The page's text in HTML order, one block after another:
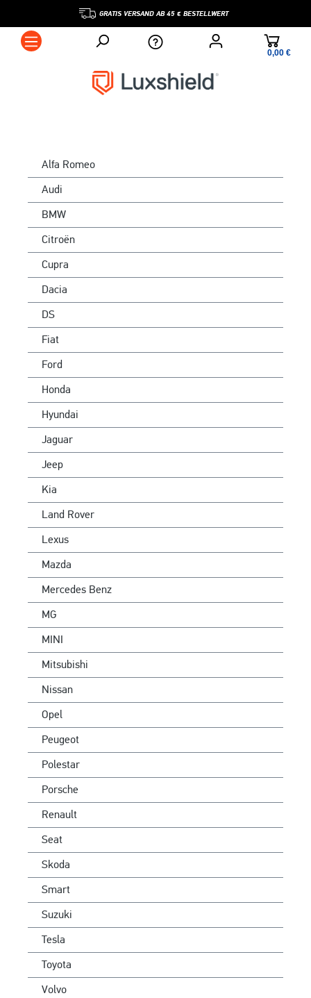
GRATIS VERSAND AB 45 € BESTELLWERT
0,00 €*
Alfa Romeo
Audi
BMW
Citroën
Cupra
Dacia
DS
Fiat
Ford
Honda
Hyundai
Jaguar
Jeep
Kia
Land Rover
Lexus
Mazda
Mercedes Benz
MG
MINI
Mitsubishi
Nissan
Opel
Peugeot
Polestar
Porsche
Renault
Seat
Skoda
Smart
Suzuki
Tesla
Toyota
Volvo